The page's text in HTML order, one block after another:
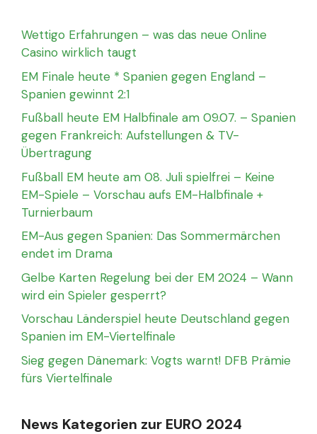
Wettigo Erfahrungen – was das neue Online
Casino wirklich taugt
EM Finale heute * Spanien gegen England –
Spanien gewinnt 2:1
Fußball heute EM Halbfinale am 09.07. – Spanien
gegen Frankreich: Aufstellungen & TV-
Übertragung
Fußball EM heute am 08. Juli spielfrei – Keine
EM-Spiele – Vorschau aufs EM-Halbfinale +
Turnierbaum
EM-Aus gegen Spanien: Das Sommermärchen
endet im Drama
Gelbe Karten Regelung bei der EM 2024 – Wann
wird ein Spieler gesperrt?
Vorschau Länderspiel heute Deutschland gegen
Spanien im EM-Viertelfinale
Sieg gegen Dänemark: Vogts warnt! DFB Prämie
fürs Viertelfinale
News Kategorien zur EURO 2024